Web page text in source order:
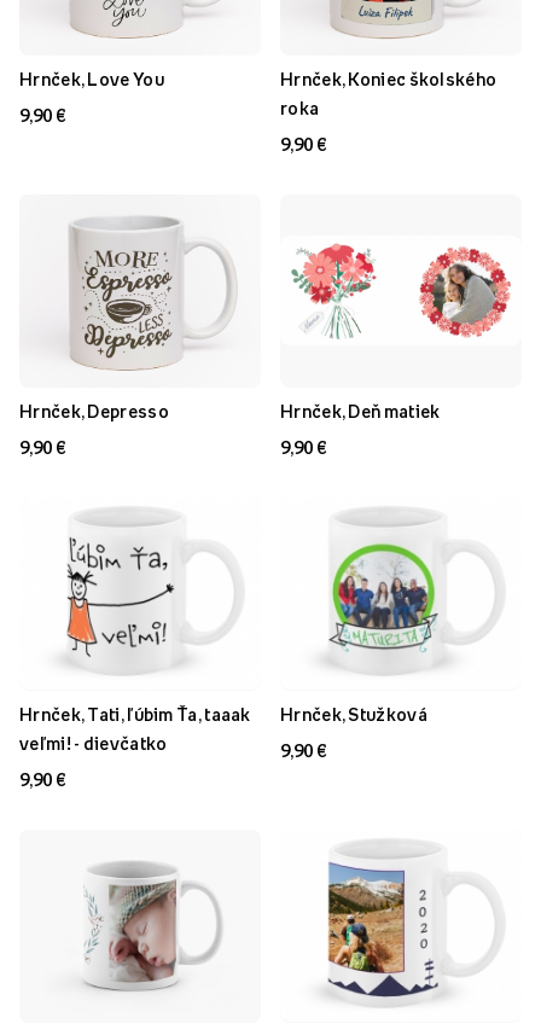
Hrnček, Love You
9,90 €
Hrnček, Koniec školského
roka
9,90 €
Hrnček, Depresso
9,90 €
Hrnček, Deň matiek
9,90 €
Hrnček, Tati, ľúbim Ťa, taaak
veľmi! - dievčatko
9,90 €
Hrnček, Stužková
9,90 €